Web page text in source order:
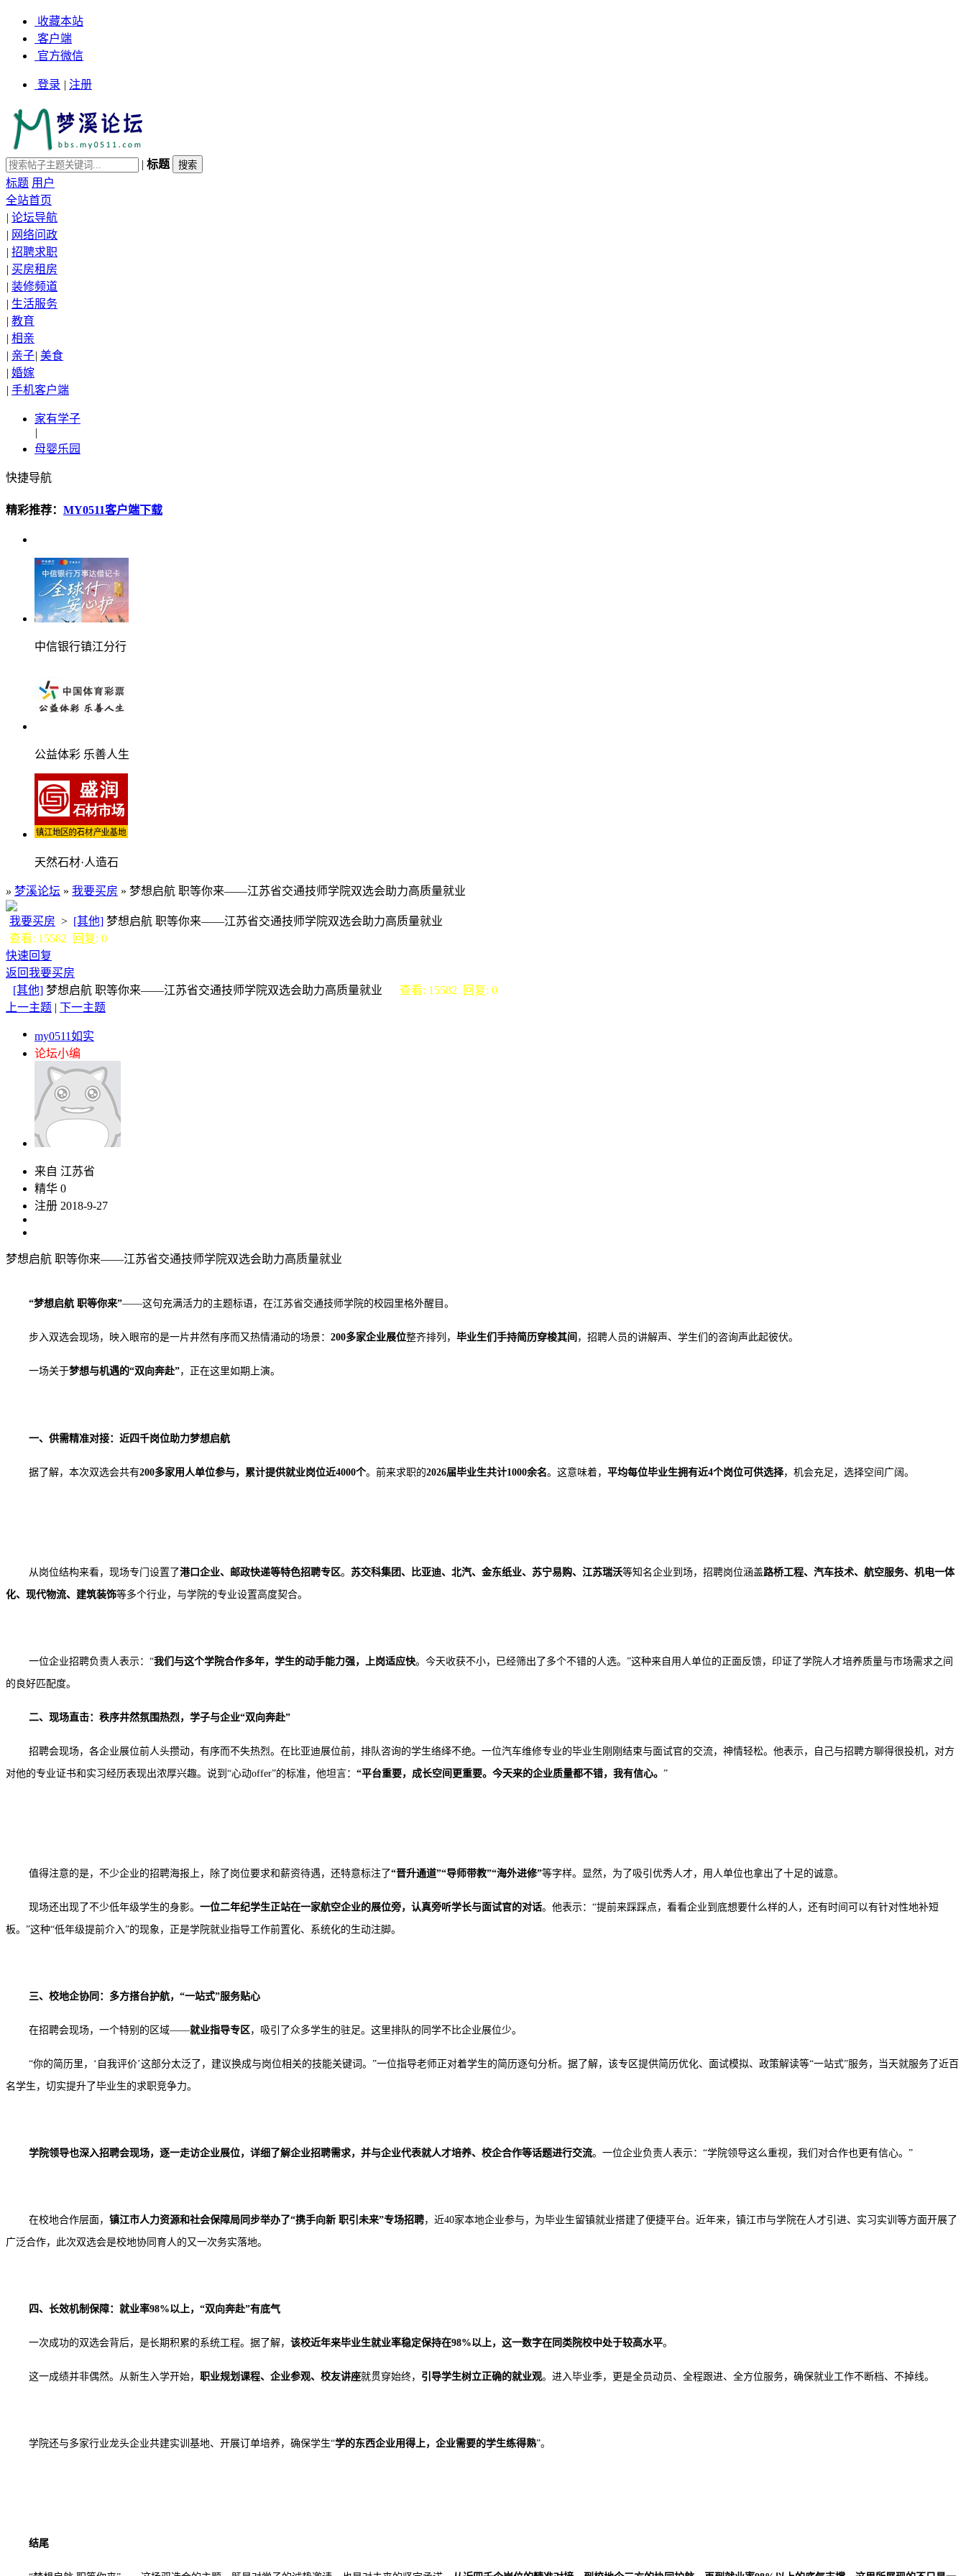
收藏本站
客户端
官方微信
登录 | 注册
| 标题
标题 用户
全站首页
| 论坛导航
| 网络问政
| 招聘求职
| 买房租房
| 装修频道
| 生活服务
| 教育
| 相亲
| 亲子| 美食
| 婚嫁
| 手机客户端
家有学子
|
母婴乐园
快捷导航
精彩推荐： MY0511客户端下载
中信银行镇江分行
公益体彩 乐善人生
天然石材·人造石
» 梦溪论坛 » 我要买房 » 梦想启航 职等你来——江苏省交通技师学院双选会助力高质量就业
我要买房 > [其他] 梦想启航 职等你来——江苏省交通技师学院双选会助力高质量就业
查看: 15582 回复: 0
快速回复
返回我要买房
[其他] 梦想启航 职等你来——江苏省交通技师学院双选会助力高质量就业 查看: 15582 回复: 0
上一主题 | 下一主题
my0511如实
论坛小编
来自 江苏省
精华 0
注册 2018-9-27
梦想启航 职等你来——江苏省交通技师学院双选会助力高质量就业
“梦想启航 职等你来”——这句充满活力的主题标语，在江苏省交通技师学院的校园里格外醒目。
步入双选会现场，映入眼帘的是一片井然有序而又热情涌动的场景： 200多家企业展位整齐排列， 毕业生们手持简历穿梭其间 ，招聘人员的讲解声、学生们的咨询声此起彼伏。
一场关于梦想与机遇的“双向奔赴”，正在这里如期上演。
一、供需精准对接：近四千岗位助力梦想启航
据了解，本次双选会共有200多家用人单位参与，累计提供就业岗位近4000个。前来求职的2026届毕业生共计1000余名。这意味着， 平均每位毕业生拥有近4个岗位可供选择，机会充足，选择空间广阔。
从岗位结构来看，现场专门设置了港口企业、邮政快递等特色招聘专区。 苏交科集团、比亚迪、北汽、金东纸业、苏宁易购、江苏瑞沃等知名企业到场，招聘岗位涵盖路桥工程、汽车技术、航空服务、机电一体
化、现代物流、建筑装饰等多个行业，与学院的专业设置高度契合。
一位企业招聘负责人表示： “我们与这个学院合作多年，学生的动手能力强，上岗适应快。今天收获不小，已经筛出了多个不错的人选。 ”这种来自用人单位的正面反馈，印证了学院人才培养质量与市场需求之间
的良好匹配度。
二、现场直击：秩序井然氛围热烈，学子与企业“双向奔赴”
招聘会现场，各企业展位前人头攒动，有序而不失热烈。在比亚迪展位前，排队咨询的学生络绎不绝。一位汽车维修专业的毕业生刚刚结束与面试官的交流，神情轻松。他表示，自己与招聘方聊得很投机，对方
对他的专业证书和实习经历表现出浓厚兴趣。说到 “心动offer”的标准，他坦言： “平台重要，成长空间更重要。今天来的企业质量都不错，我有信心。 ”
值得注意的是，不少企业的招聘海报上，除了岗位要求和薪资待遇，还特意标注了“晋升通道”“导师带教”“海外进修”等字样。显然，为了吸引优秀人才，用人单位也拿出了十足的诚意。
现场还出现了不少低年级学生的身影。 一位二年纪学生正站在一家航空企业的展位旁，认真旁听学长与面试官的对话。他表示： “提前来踩踩点，看看企业到底想要什么样的人，还有时间可以有针对性地补短
板。”这种“低年级提前介入”的现象，正是学院就业指导工作前置化、系统化的生动注脚。
三、校地企协同：多方搭台护航， “一站式”服务贴心
在招聘会现场，一个特别的区域——就业指导专区 ，吸引了众多学生的驻足。这里排队的同学不比企业展位少。
“你的简历里，‘自我评价’这部分太泛了，建议换成与岗位相关的技能关键词。”一位指导老师正对着学生的简历逐句分析。据了解，该专区提供简历优化、面试模拟、政策解读等“一站式”服务，当天就服务了近百
名学生，切实提升了毕业生的求职竞争力。
学院领导也深入招聘会现场，逐一走访企业展位，详细了解企业招聘需求，并与企业代表就人才培养、校企合作等话题进行交流。一位企业负责人表示： “学院领导这么重视，我们对合作也更有信心。”
在校地合作层面， 镇江市人力资源和社会保障局同步举办了“携手向新 职引未来”专场招聘，近40家本地企业参与，为毕业生留镇就业搭建了便捷平台。近年来，镇江市与学院在人才引进、实习实训等方面开展了
广泛合作，此次双选会是校地协同育人的又一次务实落地。
四、长效机制保障：就业率98%以上，“双向奔赴”有底气
一次成功的双选会背后，是长期积累的系统工程。据了解， 该校近年来毕业生就业率稳定保持在98%以上，这一数字在同类院校中处于较高水平。
这一成绩并非偶然。从新生入学开始， 职业规划课程、企业参观、校友讲座就贯穿始终， 引导学生树立正确的就业观。进入毕业季，更是全员动员、全程跟进、全方位服务，确保就业工作不断档、不掉线。
学院还与多家行业龙头企业共建实训基地、开展订单培养，确保学生“学的东西企业用得上，企业需要的学生练得熟”。
结尾